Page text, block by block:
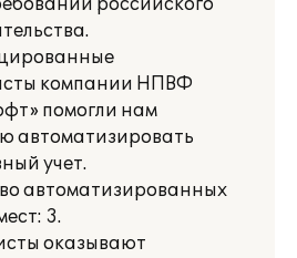
российского
компании НПВФ
помогли нам
автоматизировать
учет.
автоматизированных
3.
оказывают